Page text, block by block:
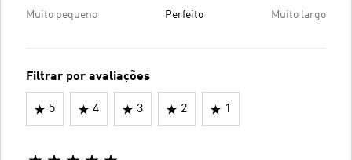
Muito pequeno Perfeito Muito largo
Filtrar por avaliações
5 4 3 2 1